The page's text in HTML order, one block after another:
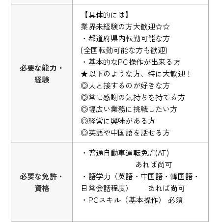
必要な能力・
経験
【具体的には】
業界未経験の方大歓迎☆☆
・都道府県内転勤可能な方
(全国転勤可能な方も歓迎)
・基本的なPC操作が出来る方
★以下のような方、特に大歓迎！
◎人と接するのが好きな方
◎常に感謝の気持ちを持てる方
◎幅広い業務に挑戦したい方
◎経営に興味がある方
◎英語や中国語を話せる方
必要な免許・
資格
・普通自動車運転免許(AT)
あれば尚可
・語学力（英語・中国語・韓国語・
日常会話程度） あれば尚可
・PCスキル（基本操作） 必須